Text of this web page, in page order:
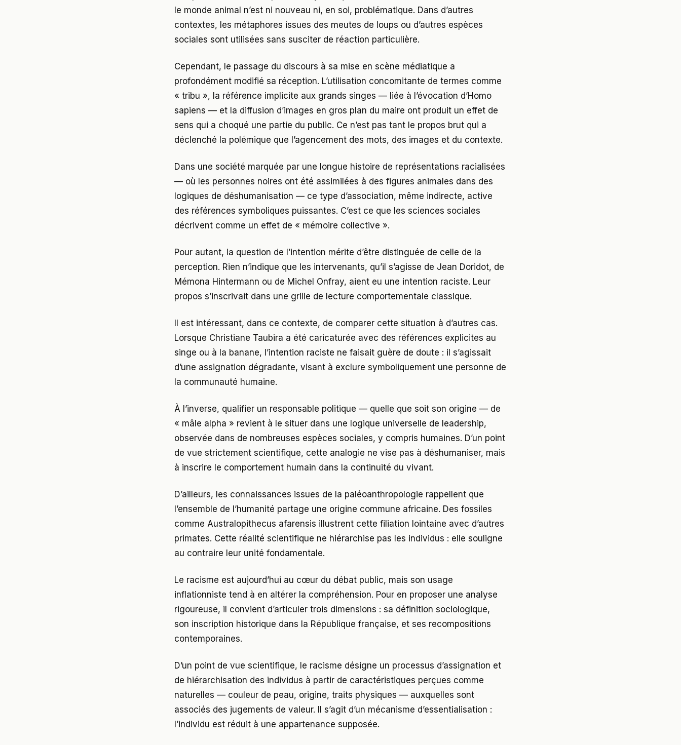
le monde animal n’est ni nouveau ni, en soi, problématique. Dans d’autres
contextes, les métaphores issues des meutes de loups ou d’autres espèces
sociales sont utilisées sans susciter de réaction particulière.
Cependant, le passage du discours à sa mise en scène médiatique a
profondément modifié sa réception. L’utilisation concomitante de termes comme
« tribu », la référence implicite aux grands singes — liée à l’évocation d’Homo
sapiens — et la diffusion d’images en gros plan du maire ont produit un effet de
sens qui a choqué une partie du public. Ce n’est pas tant le propos brut qui a
déclenché la polémique que l’agencement des mots, des images et du contexte.
Dans une société marquée par une longue histoire de représentations racialisées
— où les personnes noires ont été assimilées à des figures animales dans des
logiques de déshumanisation — ce type d’association, même indirecte, active
des références symboliques puissantes. C’est ce que les sciences sociales
décrivent comme un effet de « mémoire collective ».
Pour autant, la question de l’intention mérite d’être distinguée de celle de la
perception. Rien n’indique que les intervenants, qu’il s’agisse de Jean Doridot, de
Mémona Hintermann ou de Michel Onfray, aient eu une intention raciste. Leur
propos s’inscrivait dans une grille de lecture comportementale classique.
Il est intéressant, dans ce contexte, de comparer cette situation à d’autres cas.
Lorsque Christiane Taubira a été caricaturée avec des références explicites au
singe ou à la banane, l’intention raciste ne faisait guère de doute : il s’agissait
d’une assignation dégradante, visant à exclure symboliquement une personne de
la communauté humaine.
À l’inverse, qualifier un responsable politique — quelle que soit son origine — de
« mâle alpha » revient à le situer dans une logique universelle de leadership,
observée dans de nombreuses espèces sociales, y compris humaines. D’un point
de vue strictement scientifique, cette analogie ne vise pas à déshumaniser, mais
à inscrire le comportement humain dans la continuité du vivant.
D’ailleurs, les connaissances issues de la paléoanthropologie rappellent que
l’ensemble de l’humanité partage une origine commune africaine. Des fossiles
comme Australopithecus afarensis illustrent cette filiation lointaine avec d’autres
primates. Cette réalité scientifique ne hiérarchise pas les individus : elle souligne
au contraire leur unité fondamentale.
Le racisme est aujourd’hui au cœur du débat public, mais son usage
inflationniste tend à en altérer la compréhension. Pour en proposer une analyse
rigoureuse, il convient d’articuler trois dimensions : sa définition sociologique,
son inscription historique dans la République française, et ses recompositions
contemporaines.
D’un point de vue scientifique, le racisme désigne un processus d’assignation et
de hiérarchisation des individus à partir de caractéristiques perçues comme
naturelles — couleur de peau, origine, traits physiques — auxquelles sont
associés des jugements de valeur. Il s’agit d’un mécanisme d’essentialisation :
l’individu est réduit à une appartenance supposée.